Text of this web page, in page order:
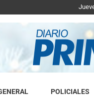
POLICIALES